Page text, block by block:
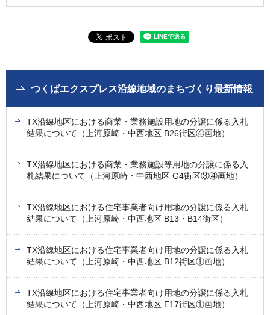
つくばエクスプレス沿線地域のまちづくり最新情報
TX沿線地区における商業・業務施設用地の分譲に係る入札
結果について（上河原崎・中西地区 B26街区④画地）
TX沿線地区における商業・業務施設等用地の分譲に係る入
札結果について（上河原崎・中西地区 G4街区③④画地）
TX沿線地区における住宅事業者向け用地の分譲に係る入札
結果について（上河原崎・中西地区 B13・B14街区）
TX沿線地区における住宅事業者向け用地の分譲に係る入札
結果について（上河原崎・中西地区 B12街区①画地）
TX沿線地区における住宅事業者向け用地の分譲に係る入札
結果について（上河原崎・中西地区 E17街区①画地）